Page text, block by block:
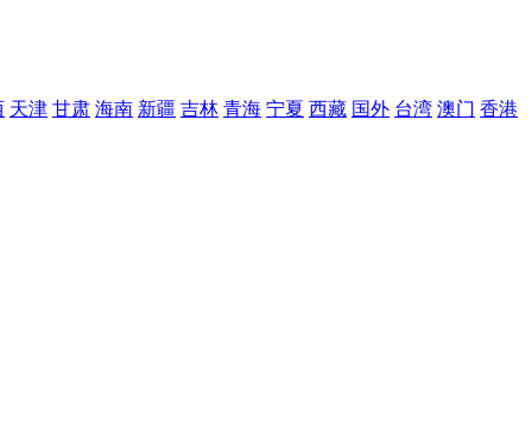
天津 甘肃 海南 新疆 吉林 青海 宁夏 西藏 国外 台湾 澳门 香港